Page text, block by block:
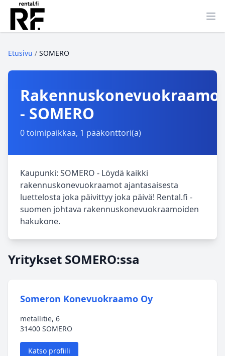
Etusivu / SOMERO
- SOMERO
0 toimipaikkaa, 1 pääkonttori(a)
Kaupunki: SOMERO - Löydä kaikki
rakennuskonevuokraamot ajantasaisesta
luettelosta joka päivittyy joka päivä! Rental.fi -
suomen johtava rakennuskonevuokraamoiden
hakukone.
Yritykset SOMERO:ssa
Someron Konevuokraamo Oy
metallitie, 6
31400 SOMERO
Katso profiili